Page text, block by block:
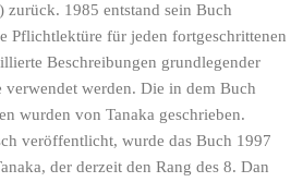
zurück. 1985 entstand sein Buch
Pflichtlektüre für jeden fortgeschrittenen
Beschreibungen grundlegender
werden. Die in dem Buch
wurden von Tanaka geschrieben.
veröffentlicht, wurde das Buch 1997
der derzeit den Rang des 8. Dan